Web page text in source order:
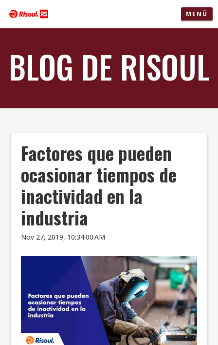
MENÚ
BLOG DE RISOUL
Factores que pueden
ocasionar tiempos de
inactividad en la
industria
Nov 27, 2019, 10:34:00 AM